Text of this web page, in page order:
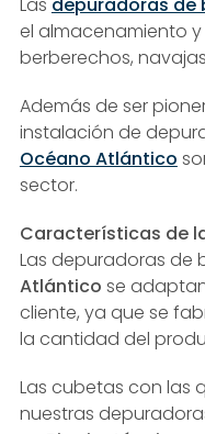
el almacenamiento
berberechos,
Además de ser
instalación de
Océano Atlántico
sector.
Características de
Las depuradoras de
Atlántico se
cliente, ya que se
la cantidad del
Las cubetas con las
nuestras